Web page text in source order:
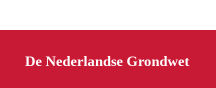
De Nederlandse Grondwet